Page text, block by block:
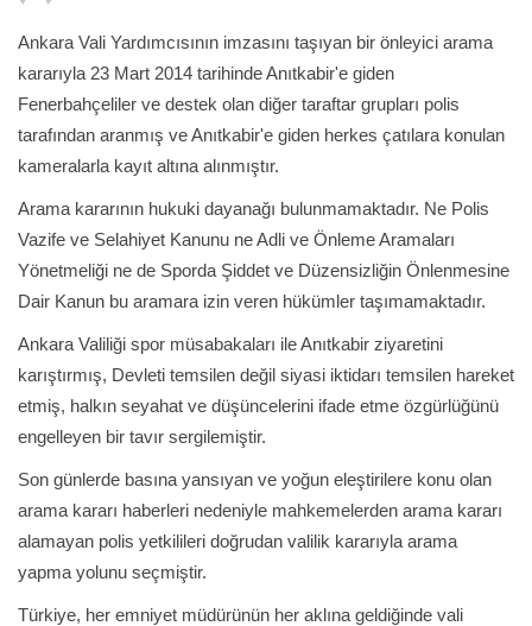
Ankara Vali Yardımcısının imzasını taşıyan bir önleyici arama
kararıyla 23 Mart 2014 tarihinde Anıtkabir'e giden
Fenerbahçeliler ve destek olan diğer taraftar grupları polis
tarafından aranmış ve Anıtkabir'e giden herkes çatılara konulan
kameralarla kayıt altına alınmıştır.
Arama kararının hukuki dayanağı bulunmamaktadır. Ne Polis
Vazife ve Selahiyet Kanunu ne Adli ve Önleme Aramaları
Yönetmeliği ne de Sporda Şiddet ve Düzensizliğin Önlenmesine
Dair Kanun bu aramara izin veren hükümler taşımamaktadır.
Ankara Valiliği spor müsabakaları ile Anıtkabir ziyaretini
karıştırmış, Devleti temsilen değil siyasi iktidarı temsilen hareket
etmiş, halkın seyahat ve düşüncelerini ifade etme özgürlüğünü
engelleyen bir tavır sergilemiştir.
Son günlerde basına yansıyan ve yoğun eleştirilere konu olan
arama kararı haberleri nedeniyle mahkemelerden arama kararı
alamayan polis yetkilileri doğrudan valilik kararıyla arama
yapma yolunu seçmiştir.
Türkiye, her emniyet müdürünün her aklına geldiğinde vali